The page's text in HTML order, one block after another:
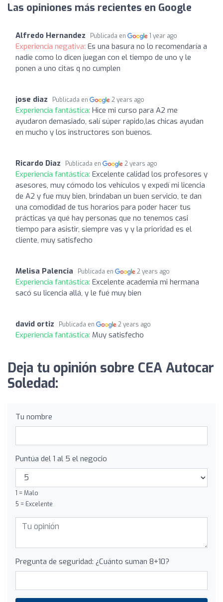
Las opiniones más recientes en Google
Alfredo Hernandez Publicada en 1 year ago
Experiencia negativa: Es una basura no lo recomendaría a
nadie como lo dicen juegan con el tiempo de uno y le
ponen a uno citas q no cumplen
jose diaz Publicada en 2 years ago
Experiencia fantástica: Hice mi curso para A2 me
ayudaron demasiado, salí súper rapido,las chicas ayudan
en mucho y los instructores son buenos.
Ricardo Diaz Publicada en 2 years ago
Experiencia fantástica: Excelente calidad los profesores y
asesores, muy cómodo los vehículos y expedí mi licencia
de A2 y fue muy bien, brindaban un buen servicio, te dan
una comodidad de tus horarios para poder hacer tus
prácticas ya qué hay personas que no tenemos casi
tiempo para asistir, siempre vas y y la prioridad es el
cliente, muy satisfecho
Melisa Palencia Publicada en 2 years ago
Experiencia fantástica: Excelente academia mi hermana
sacó su licencia allá, y le fué muy bien
david ortiz Publicada en 2 years ago
Experiencia fantástica: Muy satisfecho
Deja tu opinión sobre CEA Autocar
Soledad:
Tu nombre
Puntúa del 1 al 5 el negocio
1 = Malo
5 = Excelente
Pregunta de seguridad: ¿Cuánto suman 8+10?